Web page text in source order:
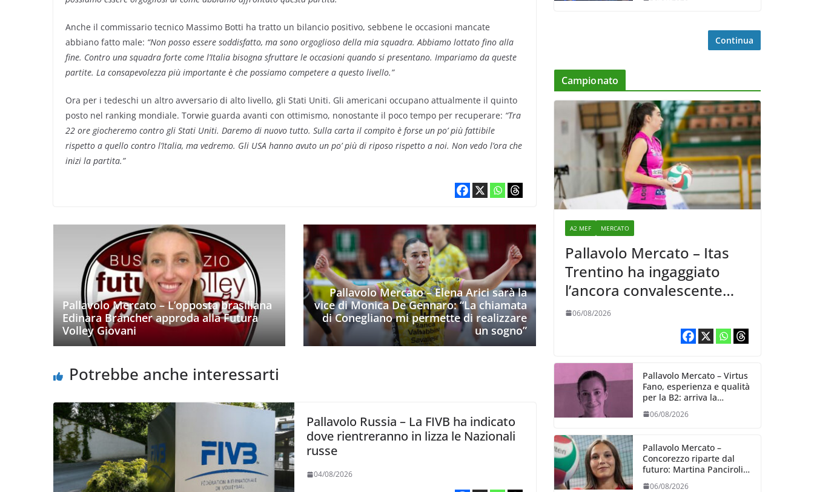
Anche il commissario tecnico Massimo Botti ha tratto un bilancio positivo, sebbene le occasioni mancate
abbiano fatto male: “Non posso essere soddisfatto, ma sono orgoglioso della mia squadra. Abbiamo lottato fino alla
fine. Contro una squadra forte come l’Italia bisogna sfruttare le occasioni quando si presentano. Impariamo da queste
partite. La consapevolezza più importante è che possiamo competere a questo livello.”
Ora per i tedeschi un altro avversario di alto livello, gli Stati Uniti. Gli americani occupano attualmente il quinto
posto nel ranking mondiale. Torwie guarda avanti con ottimismo, nonostante il poco tempo per recuperare: “Tra
22 ore giocheremo contro gli Stati Uniti. Daremo di nuovo tutto. Sulla carta il compito è forse un po’ più fattibile
rispetto a quello contro l’Italia, ma vedremo. Gli USA hanno avuto un po’ più di riposo rispetto a noi. Non vedo l’ora che
inizi la partita.”
Pallavolo Mercato – L’opposta brasiliana
Edinara Brancher approda alla Futura
Volley Giovani
Pallavolo Mercato – Elena Arici sarà la
vice di Monica De Gennaro: “La chiamata
di Conegliano mi permette di realizzare
un sogno”
Potrebbe anche interessarti
Pallavolo Russia – La FIVB ha indicato
dove rientreranno in lizza le Nazionali
russe
04/08/2026
impareremo”
Continua
Campionato
A2 MEF MERCATO
Pallavolo Mercato – Itas
Trentino ha ingaggiato
l’ancora convalescente
Alexandra Ravarini
06/08/2026
Pallavolo Mercato – Virtus
Fano, esperienza e qualità
per la B2: arriva la
schiacciatrice fermana
Alessia Castellucci
06/08/2026
Pallavolo Mercato –
Concorezzo riparte dal
futuro: Martina Panciroli è
il primo acquisto
06/08/2026